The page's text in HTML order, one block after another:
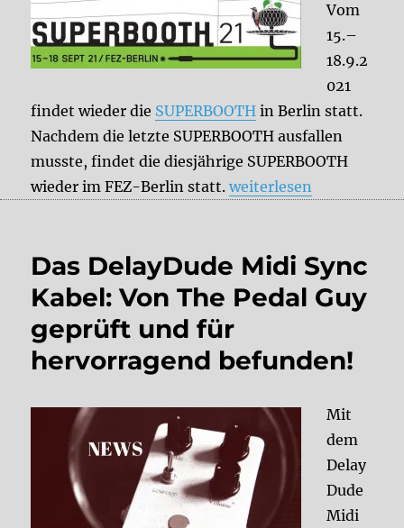
Vom
15.–
18.9.2
021
findet wieder die SUPERBOOTH in Berlin statt.
Nachdem die letzte SUPERBOOTH ausfallen
musste, findet die diesjährige SUPERBOOTH
wieder im FEZ-Berlin statt.„Superbooth 21“
weiterlesen
Das DelayDude Midi Sync
Kabel: Von The Pedal Guy
geprüft und für
hervorragend befunden!
Mit
dem
Delay
Dude
Midi